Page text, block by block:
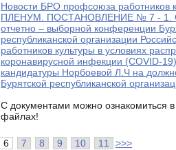
Новости БРО профсоюза работников
ПЛЕНУМ. ПОСТАНОВЛЕНИЕ № 7 - 1. О
отчетно – выборной конференции
республиканской организации
работников культуры в условиях
коронавирусной инфекции (COVID-
кандидатуры Норбоевой Л.Ч на
Бурятской республиканской
С документами можно ознакомиться
файлах!
6 7 8 9 10 11 >>>